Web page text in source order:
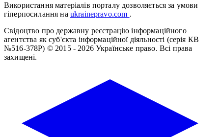
Використання матеріалів порталу дозволяється за умови
гіперпосилання на ukrainepravo.com .
Свідоцтво про державну реєстрацію інформаційного
агентства як суб'єкта інформаційної діяльності (серія КВ
№516-378Р) © 2015 - 2026 Українське право. Всі права
захищені.